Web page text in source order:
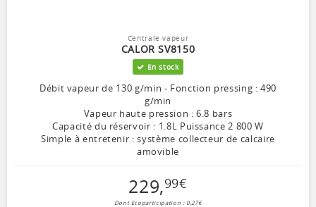
Centrale vapeur
CALOR SV8150
En stock
Débit vapeur de 130 g/min - Fonction pressing : 490
g/min
Vapeur haute pression : 6.8 bars
Capacité du réservoir : 1.8L Puissance 2 800 W
Simple à entretenir : système collecteur de calcaire
amovible
229,99€
Dont Ecoparticipation : 0,27€